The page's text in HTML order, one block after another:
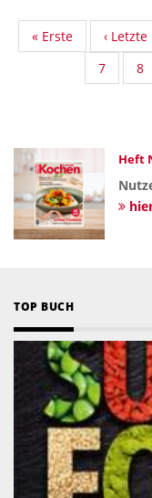
First
page
« Erste
Seite
‹ Letzte
Standard
7 8
Heft
TOP BUCH